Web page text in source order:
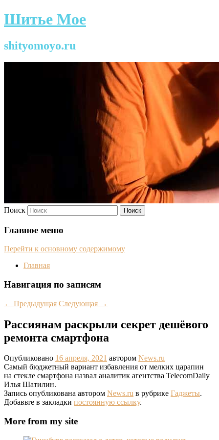
Шитье Мое
shityomoyo.ru
Поиск
Главное меню
Перейти к основному содержимому
Главная
Навигация по записям
← Предыдущая Следующая →
Рассиянам раскрыли секрет дешёвого
ремонта смартфона
Опубликовано 16 апреля, 2021 автором News.ru
Самый бюджетный вариант избавления от мелких царапин
на стекле смартфона назвал аналитик агентства TelecomDaily
Илья Шатилин.
Запись опубликована автором News.ru в рубрике Гаджеты.
Добавьте в закладки постоянную ссылку.
More from my site